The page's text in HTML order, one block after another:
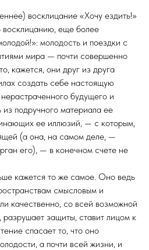
восклицание «Хочу ездить!»
еще более
молодость и поездки с
мира — почти совершенно
кажется, они друг из друга
создать себе настоящую
будущего и
из подручного материала ее
ее иллюзий, — с которым,
(а она, на самом деле, —
его), — в конечном счете не
кажется то же самое. Оно ведь
смысловым и
качественно, со всей возможной
разрушает защиты, ставит лицом к
спасает то, что оно
а почти всей жизни, и